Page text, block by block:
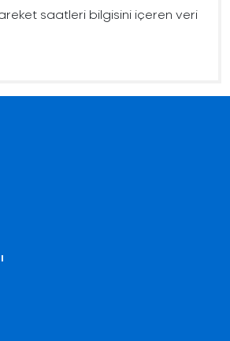
saatleri bilgisini içeren veri